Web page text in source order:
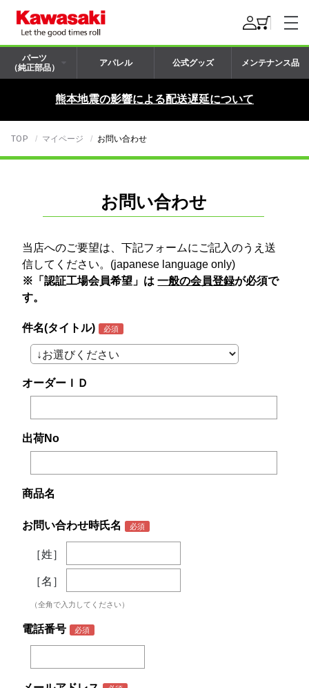
パーツ
（純正部品）
アパレル 公式グッズ メンテナンス品
熊本地震の影響による配送遅延について
TOP マイページ お問い合わせ
お問い合わせ
当店へのご要望は、下記フォームにご記入のうえ送
信してください。(japanese language only)
※「認証工場会員希望」は一般の会員登録が必須で
す。
件名(タイトル)
オーダーＩＤ
出荷No
商品名
お問い合わせ時氏名
［姓］
［名］
（全角で入力してください）
電話番号